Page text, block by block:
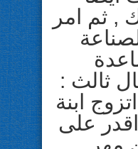
, ثم امر
ثالث :
ابنة
اقدر على
مهر